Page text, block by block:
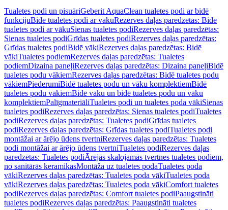
Tualetes podi un pisuāriGeberit AquaClean tualetes podi ar bidē
funkcijuBidē tualetes podi ar vākuRezerves daļas paredzētas: Bidē
tualetes podi ar vākuSienas tualetes podiRezerves daļas paredzētas:
Sienas tualetes podiGrīdas tualetes podiRezerves daļas paredzētas:
Grīdas tualetes podiBidē vākiRezerves daļas paredzētas: Bidē
vākiTualetes podiemRezerves daļas paredzētas: Tualetes
podiemDizaina paneļiRezerves daļas paredzētas: Dizaina paneļiBidē
tualetes podu vākiemRezerves daļas paredzētas: Bidē tualetes podu
vākiemPiederumiBidē tualetes podu un vāku komplektiemBidē
tualetes podu vākiemBidē vāku un bidē tualetes podu un vāku
komplektiemPalīgmateriāliTualetes podi un tualetes poda vākiSienas
tualetes podiRezerves daļas paredzētas: Sienas tualetes podiTualetes
podiRezerves daļas paredzētas: Tualetes podiGrīdas tualetes
podiRezerves daļas paredzētas: Grīdas tualetes podiTualetes podi
montāžai ar ārējo ūdens tvertniRezerves daļas paredzētas: Tualetes
podi montāžai ar ārējo ūdens tvertniTualetes podiRezerves daļas
paredzētas: Tualetes podiĀrējās skalojamās tvertnes tualetes podiem,
no sanitārās keramikasMontāža uz tualetes podaTualetes poda
vākiRezerves daļas paredzētas: Tualetes poda vākiTualetes poda
vākiRezerves daļas paredzētas: Tualetes poda vākiComfort tualetes
podiRezerves daļas paredzētas: Comfort tualetes podiPaaugstināti
tualetes podiRezerves daļas paredzētas: Paaugstināti tualetes